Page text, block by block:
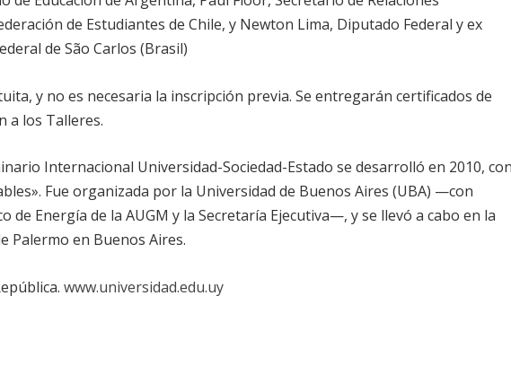
de Estudiantes de Chile, y Newton Lima, Diputado Federal y ex
de São Carlos (Brasil)
y no es necesaria la inscripción previa. Se entregarán certificados de
a los Talleres.
Internacional Universidad-Sociedad-Estado se desarrolló en 2010,
Fue organizada por la Universidad de Buenos Aires (UBA) —con
de Energía de la AUGM y la Secretaría Ejecutiva—, y se llevó a cabo en la
Palermo en Buenos Aires.
www.universidad.edu.uy